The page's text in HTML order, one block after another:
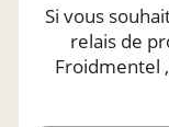
Si vous
relais de
Froidmentel